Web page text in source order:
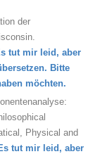
der
tut mir leid, aber
Bitte
möchten.
Physical and
tut mir leid, aber